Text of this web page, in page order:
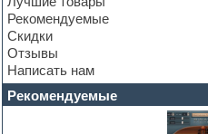
Convolution
Cubase
Dance drums
Dance music production tutorials
DAW
Disco samples
DJ Software
Рекомендуемые
Скидки
Отзывы
Написать нам
Рекомендуемые